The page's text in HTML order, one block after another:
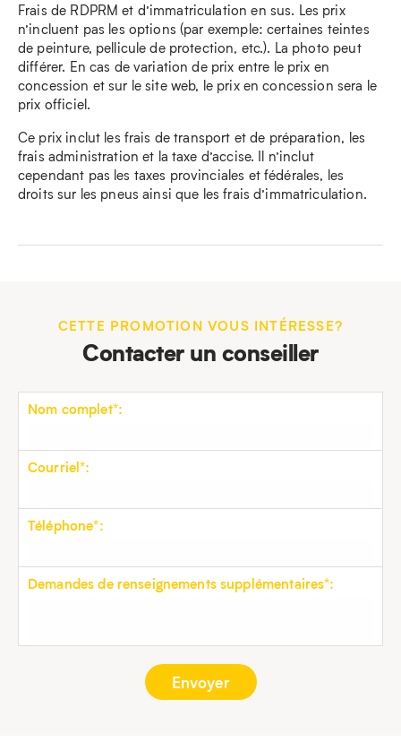
Frais de RDPRM et d’immatriculation en sus. Les prix
n’incluent pas les options (par exemple: certaines teintes
de peinture, pellicule de protection, etc.). La photo peut
différer. En cas de variation de prix entre le prix en
concession et sur le site web, le prix en concession sera le
prix officiel.
Ce prix inclut les frais de transport et de préparation, les
frais administration et la taxe d’accise. Il n’inclut
cependant pas les taxes provinciales et fédérales, les
droits sur les pneus ainsi que les frais d’immatriculation.
CETTE PROMOTION VOUS INTÉRESSE?
Contacter un conseiller
Nom complet*:
Courriel*:
Téléphone*:
Demandes de renseignements supplémentaires*: